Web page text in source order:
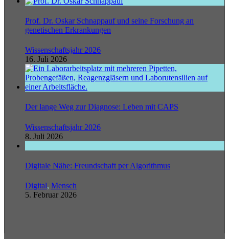
Prof. Dr. Oskar Schnappauf und seine Forschung an
genetischen Erkrankungen
Wissenschaftsjahr 2026
16. Juli 2026
Der lange Weg zur Diagnose: Leben mit CAPS
Wissenschaftsjahr 2026
8. Juli 2026
Digitale Nähe: Freundschaft per Algorithmus
Digital, Mensch
5. Februar 2026